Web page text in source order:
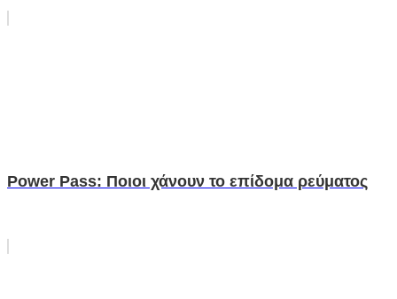
Power Pass: Ποιοι χάνουν το επίδομα ρεύματος